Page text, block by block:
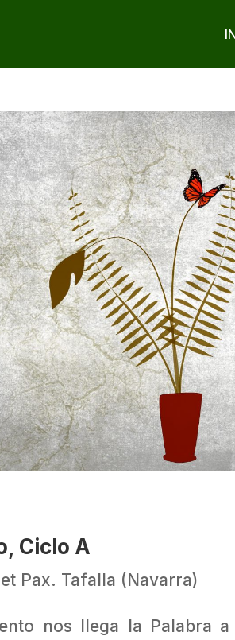
Ciclo A
Pax. Tafalla (Navarra)
nos llega la Palabra